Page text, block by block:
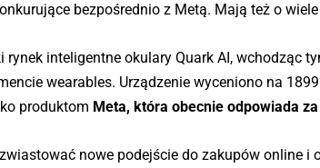
bezpośrednio z Metą. Mają też o
rynek inteligentne okulary Quark AI, wchodząc
wearables. Urządzenie wyceniono na
produktom Meta, która obecnie odpowiada
nowe podejście do zakupów online i